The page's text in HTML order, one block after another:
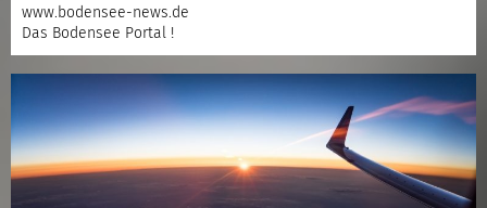
www.bodensee-news.de
Das Bodensee Portal !